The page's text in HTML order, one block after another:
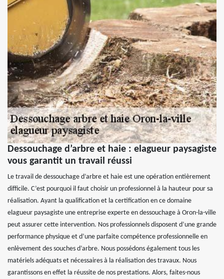
Dessouchage d’arbre et haie : elagueur paysagiste
vous garantit un travail réussi
Le travail de dessouchage d’arbre et haie est une opération entièrement
difficile. C’est pourquoi il faut choisir un professionnel à la hauteur pour sa
réalisation. Ayant la qualification et la certification en ce domaine
elagueur paysagiste une entreprise experte en dessouchage à Oron-la-ville
peut assurer cette intervention. Nos professionnels disposent d’une grande
performance physique et d’une parfaite compétence professionnelle en
enlèvement des souches d’arbre. Nous possédons également tous les
matériels adéquats et nécessaires à la réalisation des travaux. Nous
garantissons en effet la réussite de nos prestations. Alors, faites-nous